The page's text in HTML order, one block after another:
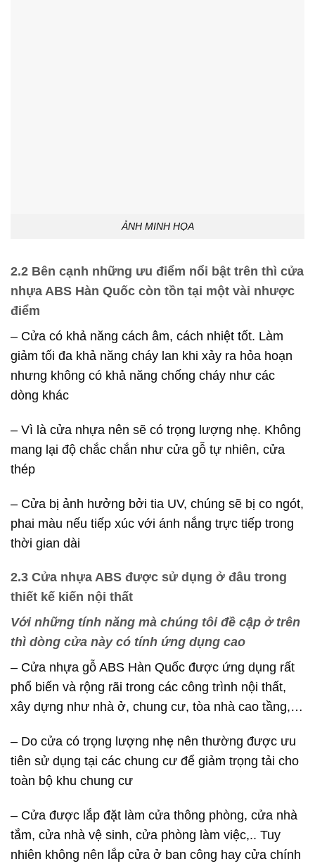
ẢNH MINH HỌA
2.2 Bên cạnh những ưu điểm nổi bật trên thì cửa
nhựa ABS Hàn Quốc còn tồn tại một vài nhược
điểm
– Cửa có khả năng cách âm, cách nhiệt tốt. Làm
giảm tối đa khả năng cháy lan khi xảy ra hỏa hoạn
nhưng không có khả năng chống cháy như các
dòng khác
– Vì là cửa nhựa nên sẽ có trọng lượng nhẹ. Không
mang lại độ chắc chắn như cửa gỗ tự nhiên, cửa
thép
– Cửa bị ảnh hưởng bởi tia UV, chúng sẽ bị co ngót,
phai màu nếu tiếp xúc với ánh nắng trực tiếp trong
thời gian dài
2.3 Cửa nhựa ABS được sử dụng ở đâu trong
thiết kế kiến nội thất
Với những tính năng mà chúng tôi đề cập ở trên
thì dòng cửa này có tính ứng dụng cao
– Cửa nhựa gỗ ABS Hàn Quốc được ứng dụng rất
phổ biến và rộng rãi trong các công trình nội thất,
xây dựng như nhà ở, chung cư, tòa nhà cao tầng,…
– Do cửa có trọng lượng nhẹ nên thường được ưu
tiên sử dụng tại các chung cư để giảm trọng tải cho
toàn bộ khu chung cư
– Cửa được lắp đặt làm cửa thông phòng, cửa nhà
tắm, cửa nhà vệ sinh, cửa phòng làm việc,.. Tuy
nhiên không nên lắp cửa ở ban công hay cửa chính